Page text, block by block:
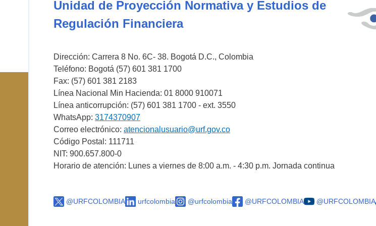
Unidad de Proyección Normativa y Estudios de
Regulación Financiera
Dirección: Carrera 8 No. 6C- 38. Bogotá D.C., Colombia
Teléfono: Bogotá (57) 601 381 1700
Fax: (57) 601 381 2183
Línea Nacional Min Hacienda: 01 8000 910071
Línea anticorrupción: (57) 601 381 1700 - ext. 3550
WhatsApp: 3174370907
Correo electrónico: atencionalusuario@urf.gov.co
Código Postal: 111711
NIT: 900.657.800-0
Horario de atención: Lunes a viernes de 8:00 a.m. - 4:30 p.m. Jornada continua
@URFCOLOMBIA urfcolombia @urfcolombia @URFCOLOMBIA @URFCOLOMBIA